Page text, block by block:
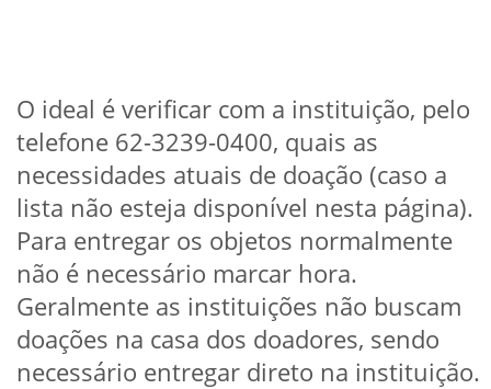
O ideal é verificar com a instituição, pelo
telefone 62-3239-0400, quais as
necessidades atuais de doação (caso a
lista não esteja disponível nesta página).
Para entregar os objetos normalmente
não é necessário marcar hora.
Geralmente as instituições não buscam
doações na casa dos doadores, sendo
necessário entregar direto na instituição.